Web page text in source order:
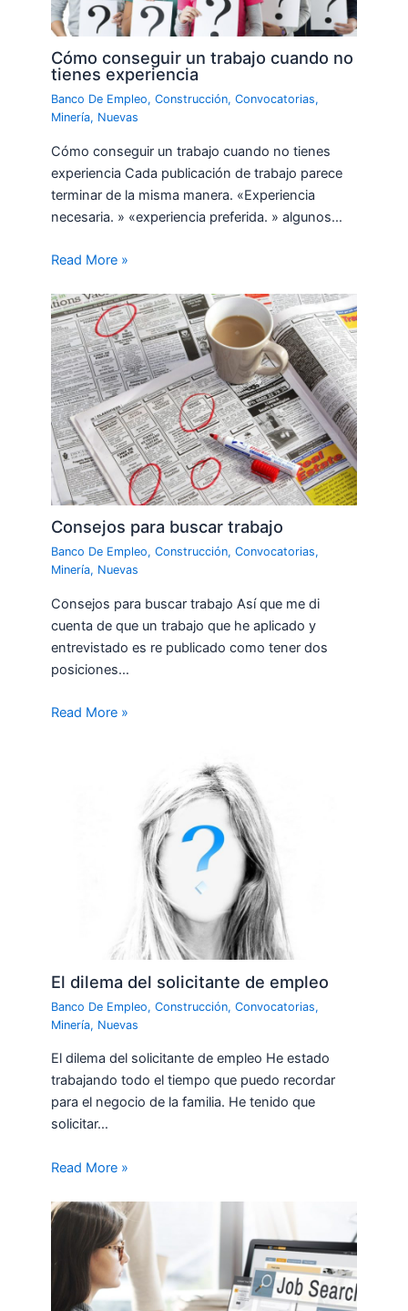
Cómo conseguir un trabajo cuando no
tienes experiencia
Banco De Empleo,Construcción,Convocatorias,
Minería, Nuevas
Cómo conseguir un trabajo cuando no tienes
experiencia Cada publicación de trabajo parece
terminar de la misma manera. «Experiencia
necesaria. » «experiencia preferida. » algunos…
Read More »
Consejos para buscar trabajo
Banco De Empleo,Construcción,Convocatorias,
Minería, Nuevas
Consejos para buscar trabajo Así que me di
cuenta de que un trabajo que he aplicado y
entrevistado es re publicado como tener dos
posiciones…
Read More »
El dilema del solicitante de empleo
Banco De Empleo,Construcción,Convocatorias,
Minería, Nuevas
El dilema del solicitante de empleo He estado
trabajando todo el tiempo que puedo recordar
para el negocio de la familia. He tenido que
solicitar…
Read More »